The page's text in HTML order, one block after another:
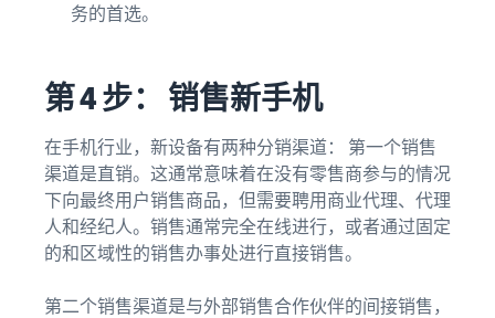
务的首选。
第 4 步： 销售新手机
在手机行业，新设备有两种分销渠道： 第一个销售
渠道是直销。这通常意味着在没有零售商参与的情况
下向最终用户销售商品，但需要聘用商业代理、代理
人和经纪人。销售通常完全在线进行，或者通过固定
的和区域性的销售办事处进行直接销售。
第二个销售渠道是与外部销售合作伙伴的间接销售，